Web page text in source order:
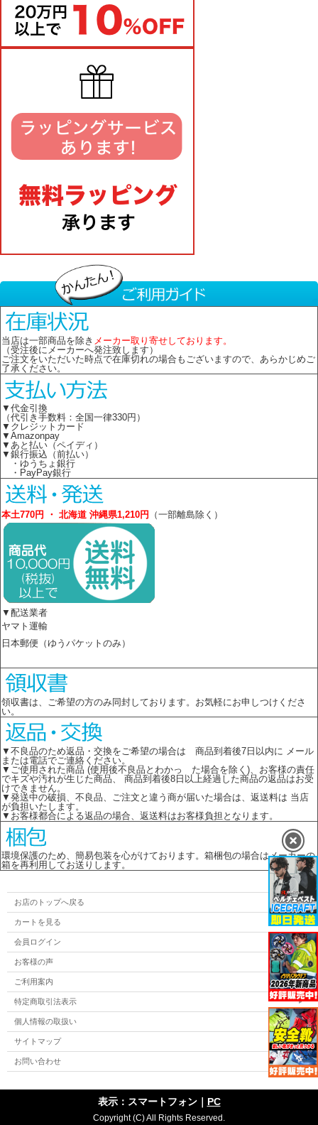
当店は一部商品を除き メーカー取り寄せしております。
（受注後にメーカーへ発注致します）
ご注文をいただいた時点で在庫切れの場合もございますので、あらかじめご
了承ください。
▼代金引換
（代引き手数料：全国一律330円）
▼クレジットカード
▼Amazonpay
▼あと払い（ペイディ）
▼銀行振込（前払い）
・ゆうちょ銀行
・PayPay銀行
本土770円 ・ 北海道 沖縄県1,210円 （一部離島除く）
▼配送業者
ヤマト運輸
日本郵便（ゆうパケットのみ）
領収書は、ご希望の方のみ同封しております。お気軽にお申しつけくださ
い。
▼不良品のため返品・交換をご希望の場合は 商品到着後7日以内に メール
または電話でご連絡ください。
▼ご使用された商品 (使用後不良品とわかっ た場合を除く)、お客様の責任
でキズや汚れが生じた商品、 商品到着後8日以上経過した商品の返品はお受
けできません。
▼発送中の破損、不良品、ご注文と違う商が届いた場合は、返送料は 当店
が負担いたします。
▼お客様都合による返品の場合、返送料はお客様負担となります。
環境保護のため、簡易包装を心がけております。箱梱包の場合はメーカーの
箱を再利用してお送りします。
お店のトップへ戻る
カートを見る
会員ログイン
お客様の声
ご利用案内
特定商取引法表示
個人情報の取扱い
サイトマップ
お問い合わせ
表示：スマートフォン｜ PC
Copyright (C) All Rights Reserved.